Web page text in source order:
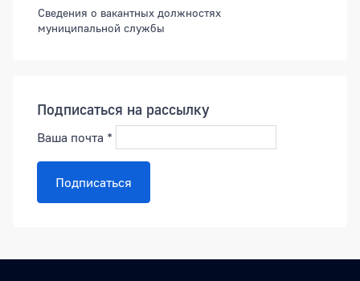
Сведения о вакантных должностях
муниципальной службы
Подписаться на рассылку
Ваша почта *
Подписаться